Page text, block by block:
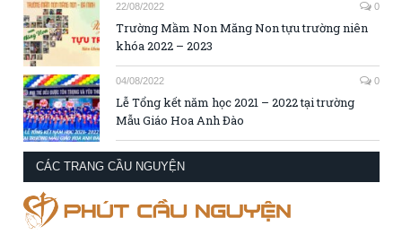
22/08/2022 0
Trường Mầm Non Măng Non tựu trường niên
khóa 2022 – 2023
04/08/2022 0
Lễ Tổng kết năm học 2021 – 2022 tại trường
Mẫu Giáo Hoa Anh Đào
CÁC TRANG CẦU NGUYỆN